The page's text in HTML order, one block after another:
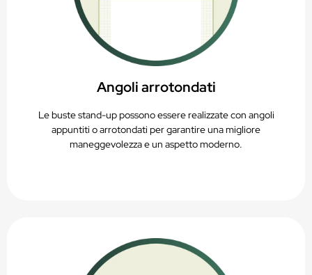
Angoli arrotondati
Le buste stand-up possono essere realizzate con angoli
appuntiti o arrotondati per garantire una migliore
maneggevolezza e un aspetto moderno.